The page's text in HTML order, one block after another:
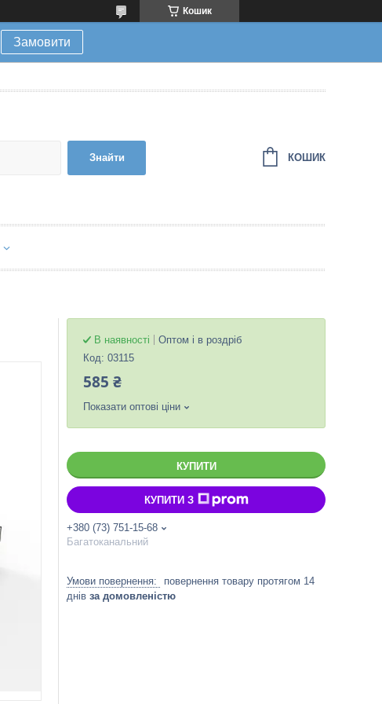
Кошик
Замовити
Знайти КОШИК
В наявності
Оптом і в роздріб
Код: 03115
585 ₴
Показати оптові ціни
КУПИТИ
КУПИТИ З
+380 (73) 751-15-68
Багатоканальний
повернення товару протягом 14
днів за домовленістю